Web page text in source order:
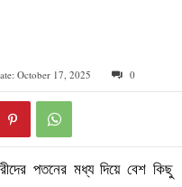
October 17, 2025 0
পতনের মধ্য দিয়ে বেশ কিছু